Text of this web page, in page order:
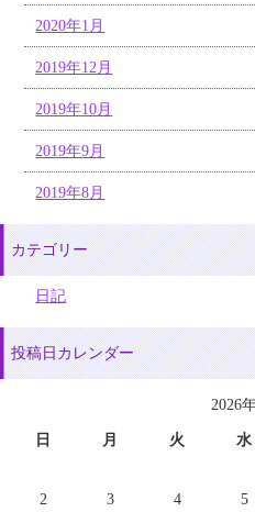
2020年1月
2019年12月
2019年10月
2019年9月
2019年8月
カテゴリー
日記
投稿日カレンダー
2026
日 月 火 水
2
3 4 5